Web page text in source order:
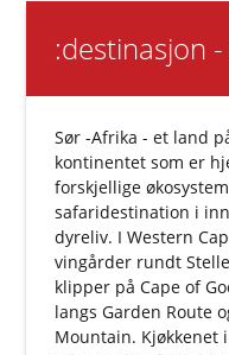
:destinasjon
Sør -Afrika - et land
kontinentet som er
forskjellige
safaridestination i
dyreliv. I Western
vingårder rundt
klipper på Cape of
langs Garden Route
Mountain. Kjøkkenet